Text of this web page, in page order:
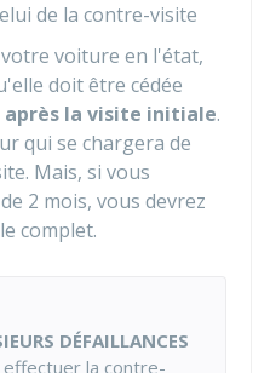
de la contre-visite
voiture en l'état,
doit être cédée
après la visite initiale.
qui se chargera de
Mais, si vous
2 mois, vous devrez
complet.
DÉFAILLANCES
la contre-